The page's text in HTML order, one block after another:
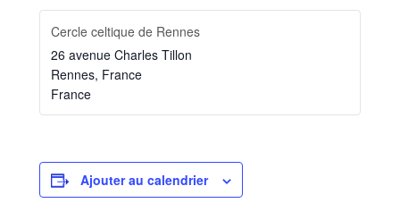
Cercle celtique de Rennes
26 avenue Charles Tillon
Rennes, France
France
Ajouter au calendrier